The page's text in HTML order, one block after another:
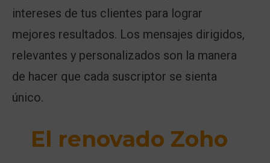
intereses de tus clientes para lograr
mejores resultados. Los mensajes dirigidos,
relevantes y personalizados son la manera
de hacer que cada suscriptor se sienta
único.
El renovado Zoho